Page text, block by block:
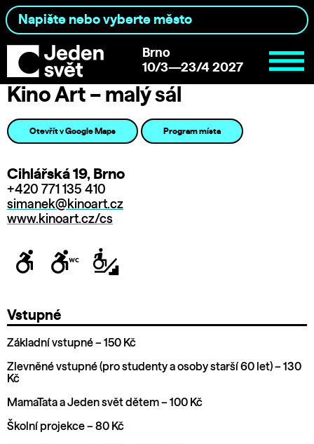
Brno
10/3—23/4 2027
Kino Art – malý sál
Otevřít v Google Maps Program místa
Cihlářská 19, Brno
+420 771 135 410
simanek@kinoart.cz
www.kinoart.cz/cs
Vstupné
Základní vstupné – 150 Kč
Zlevněné vstupné (pro studenty a osoby starší 60 let) – 130
Kč
MamaTata a Jeden svět dětem – 100 Kč
Školní projekce – 80 Kč